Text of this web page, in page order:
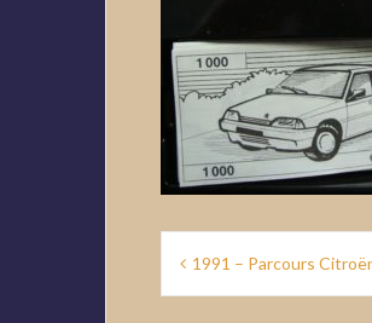
Navigation
de
1991 – Parcours